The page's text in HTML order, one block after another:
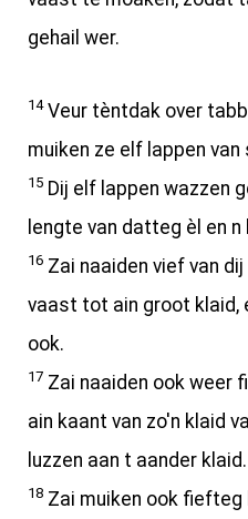
gehail wer.
14Veur tèntdak over
muiken ze elf lappen van
15 Dij elf lappen wazzen
lengte van datteg èl en
16 Zai naaiden vief van
vaast tot ain groot klaid,
ook.
17 Zai naaiden ook weer
ain kaant van zo'n klaid
luzzen aan t aander klaid.
18 Zai muiken ook fiefteg